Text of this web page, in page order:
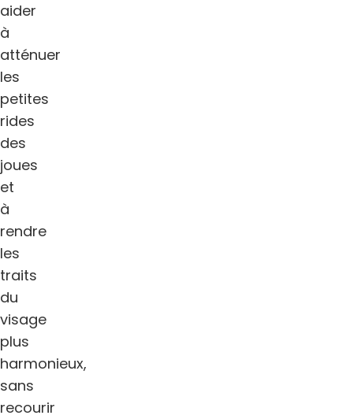
aider
à
atténuer
les
petites
rides
des
joues
et
à
rendre
les
traits
du
visage
plus
harmonieux,
sans
recourir